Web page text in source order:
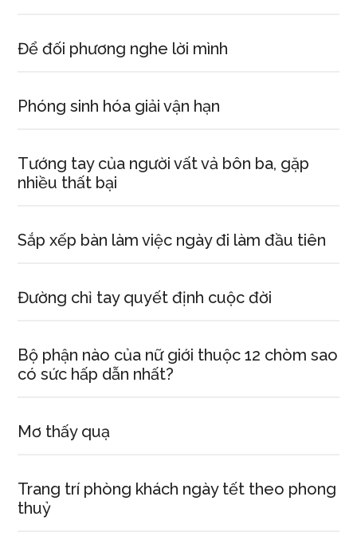
Để đối phương nghe lời mình
Phóng sinh hóa giải vận hạn
Tướng tay của người vất vả bôn ba, gặp
nhiều thất bại
Sắp xếp bàn làm việc ngày đi làm đầu tiên
Đường chỉ tay quyết định cuộc đời
Bộ phận nào của nữ giới thuộc 12 chòm sao
có sức hấp dẫn nhất?
Mơ thấy quạ
Trang trí phòng khách ngày tết theo phong
thuỷ